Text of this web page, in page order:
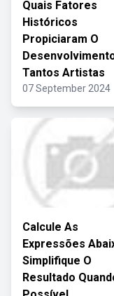
Quais Fatores
Históricos
Propiciaram O
Tantos Artistas
07 September 2024
Calcule As
Expressões
Simplifique O
Resultado